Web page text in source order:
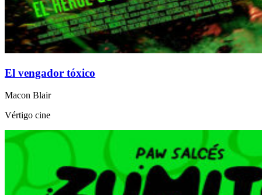
El vengador tóxico
Macon Blair
Vértigo cine